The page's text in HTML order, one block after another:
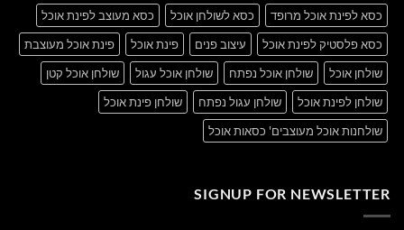
כסא לפינת אוכל מרופד
כסא לשולחן אוכל
כסא מעוצב לפינת אוכל
כסא פלסטיק לפינת אוכל
עיצוב פנים פינת אוכל
פינת אוכל מעוצבת
שולחן אוכל
שולחן אוכל נפתח שולחן אוכל עגול
שולחן אוכל קטן
שולחן לפינת אוכל
שולחן עגול נפתח
שולחן פינת אוכל
שולחנות אוכל מעוצבים' כסאות אוכל
SIGNUP FOR NEWSLETTER